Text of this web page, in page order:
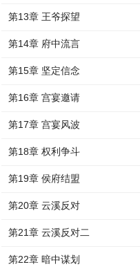
第13章 王爷探望
第14章 府中流言
第15章 坚定信念
第16章 宫宴邀请
第17章 宫宴风波
第18章 权利争斗
第19章 侯府结盟
第20章 云溪反对
第21章 云溪反对二
第22章 暗中谋划